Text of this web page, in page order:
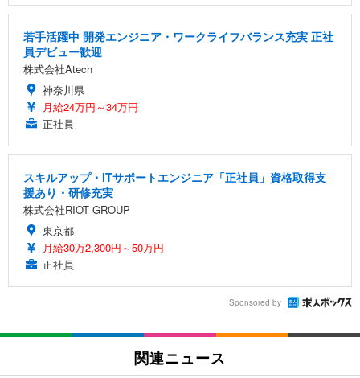
若手活躍中 開発エンジニア・ワークライフバランス充実 正社
員デビュー歓迎
株式会社Atech
神奈川県
月給24万円～34万円
正社員
スキルアップ・ITサポートエンジニア「正社員」資格取得支
援あり・研修充実
株式会社RIOT GROUP
東京都
月給30万2,300円～50万円
正社員
Sponsored by
関連ニュース